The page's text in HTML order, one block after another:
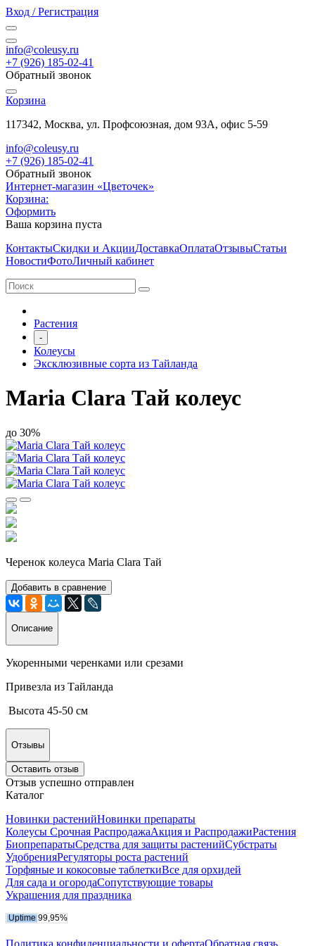
Вход / Регистрация
info@coleusy.ru
+7 (926) 185-02-41
Обратный звонок
Корзина
117342, Москва, ул. Профсоюзная, дом 93А, офис 5-59
info@coleusy.ru
+7 (926) 185-02-41
Обратный звонок
Интернет-магазин «Цветочек»
Корзина:
Оформить
Ваша корзина пуста
КонтактыСкидки и АкцииДоставкаОплатаОтзывыСтатьи
НовостиФотоЛичный кабинет
Растения
-
Колеусы
Эксклюзивные сорта из Тайланда
Maria Clara Тай колеус
до 30%
Черенок колеуса Maria Clara Тай
Добавить в сравнение
Описание
Укоренными черенками или срезами
Привезла из Тайланда
Высота 45-50 см
Отзывы
Оставить отзыв
Отзыв успешно отправлен
Каталог
Новинки растенийНовинки препараты
Колеусы Срочная РаспродажаАкция и РаспродажиРастения
БиопрепаратыСредства для защиты растенийСубстраты
УдобренияРегуляторы роста растений
Торфяные и кокосовые таблеткиВсе для орхидей
Для сада и огородаСопутствующие товары
Украшения для праздника